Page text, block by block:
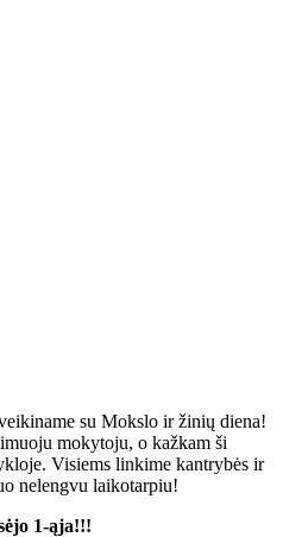
su Mokslo ir žinių diena!
mokytoju, o kažkam ši
Visiems linkime kantrybės ir
nelengvu laikotarpiu!
1-ąja!!!